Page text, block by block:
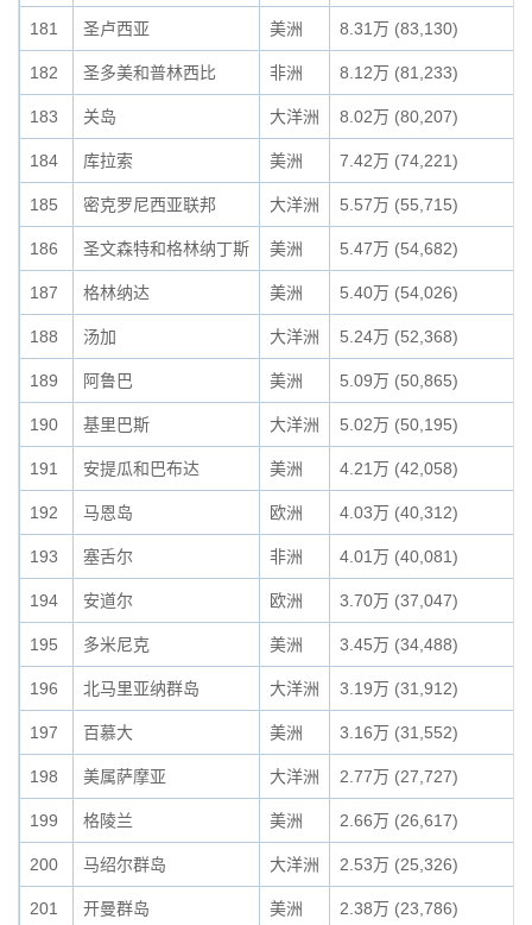
181 圣卢西亚 美洲 8.31万 (83,130)
182 圣多美和普林西比 非洲 8.12万 (81,233)
183 关岛 大洋洲 8.02万 (80,207)
184 库拉索 美洲 7.42万 (74,221)
185 密克罗尼西亚联邦 大洋洲 5.57万 (55,715)
186 圣文森特和格林纳丁斯 美洲 5.47万 (54,682)
187 格林纳达 美洲 5.40万 (54,026)
188 汤加 大洋洲 5.24万 (52,368)
189 阿鲁巴 美洲 5.09万 (50,865)
190 基里巴斯 大洋洲 5.02万 (50,195)
191 安提瓜和巴布达 美洲 4.21万 (42,058)
192 马恩岛 欧洲 4.03万 (40,312)
193 塞舌尔 非洲 4.01万 (40,081)
194 安道尔 欧洲 3.70万 (37,047)
195 多米尼克 美洲 3.45万 (34,488)
196 北马里亚纳群岛 大洋洲 3.19万 (31,912)
197 百慕大 美洲 3.16万 (31,552)
198 美属萨摩亚 大洋洲 2.77万 (27,727)
199 格陵兰 美洲 2.66万 (26,617)
200 马绍尔群岛 大洋洲 2.53万 (25,326)
201 开曼群岛 美洲 2.38万 (23,786)